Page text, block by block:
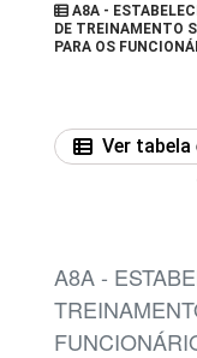
A8A -
DE TREINAMENTO
PARA OS
Ver tabela
A8A -